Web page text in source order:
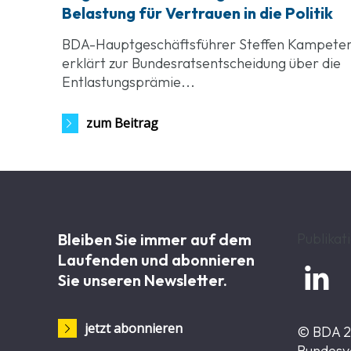
Belastung für Vertrauen in die Politik
BDA-Hauptgeschäftsführer Steffen
erklärt zur Bundesratsentscheidung über die
Entlastungsprämie...
zum Beitrag
Bleiben Sie immer auf dem
Laufenden und abonnieren
Sie unseren Newsletter.
jetzt abonnieren

© BDA